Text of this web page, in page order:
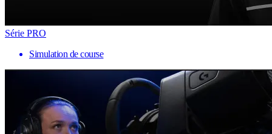
Série PRO
Simulation de course